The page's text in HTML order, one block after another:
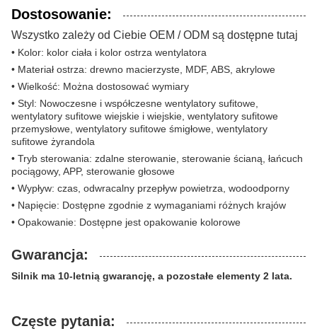
Dostosowanie:
Wszystko zależy od Ciebie OEM / ODM są dostępne tutaj
• Kolor: kolor ciała i kolor ostrza wentylatora
• Materiał ostrza: drewno macierzyste, MDF, ABS, akrylowe
• Wielkość: Można dostosować wymiary
• Styl: Nowoczesne i współczesne wentylatory sufitowe,
wentylatory sufitowe wiejskie i wiejskie, wentylatory sufitowe
przemysłowe, wentylatory sufitowe śmigłowe, wentylatory
sufitowe żyrandola
• Tryb sterowania: zdalne sterowanie, sterowanie ścianą, łańcuch
pociągowy, APP, sterowanie głosowe
• Wypływ: czas, odwracalny przepływ powietrza, wodoodporny
• Napięcie: Dostępne zgodnie z wymaganiami różnych krajów
• Opakowanie: Dostępne jest opakowanie kolorowe
Gwarancja:
Silnik ma 10-letnią gwarancję, a pozostałe elementy 2 lata.
Częste pytania: